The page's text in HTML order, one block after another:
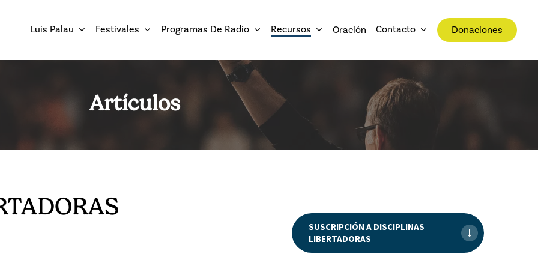
Luis Palau Festivales Programas De Radio Recursos Oración Contacto Donaciones
Artículos
SUSCRIPCIÓN A DISCIPLINAS
LIBERTADORAS